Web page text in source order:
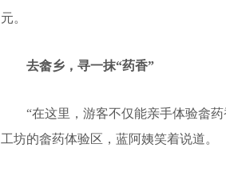
元。
去畲乡，寻一抹“药香”
“在这里，游客不仅能亲手体验畲药
工坊的畲药体验区，蓝阿姨笑着说道。